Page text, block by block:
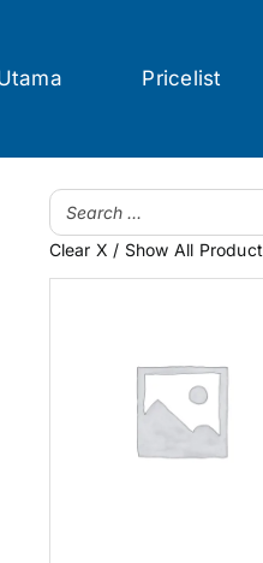
Pricelist
Clear X / Show All Product